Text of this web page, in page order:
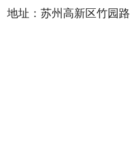
地址： 苏州高新区竹园路